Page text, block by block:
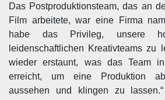
Das Postproduktionsteam, das an
Film arbeitete, war eine Firma
habe das Privileg, unsere
leidenschaftlichen Kreativteams zu
wieder erstaunt, was das Team
erreicht, um eine Produktion
aussehen und klingen zu